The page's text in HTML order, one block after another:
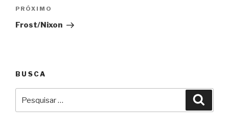
Próximo
PRÓXIMO
Frost/Nixon
BUSCA